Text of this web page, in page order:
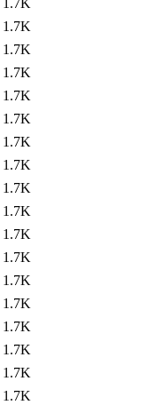
1.7K
1.7K
1.7K
1.7K
1.7K
1.7K
1.7K
1.7K
1.7K
1.7K
1.7K
1.7K
1.7K
1.7K
1.7K
1.7K
1.7K
1.7K